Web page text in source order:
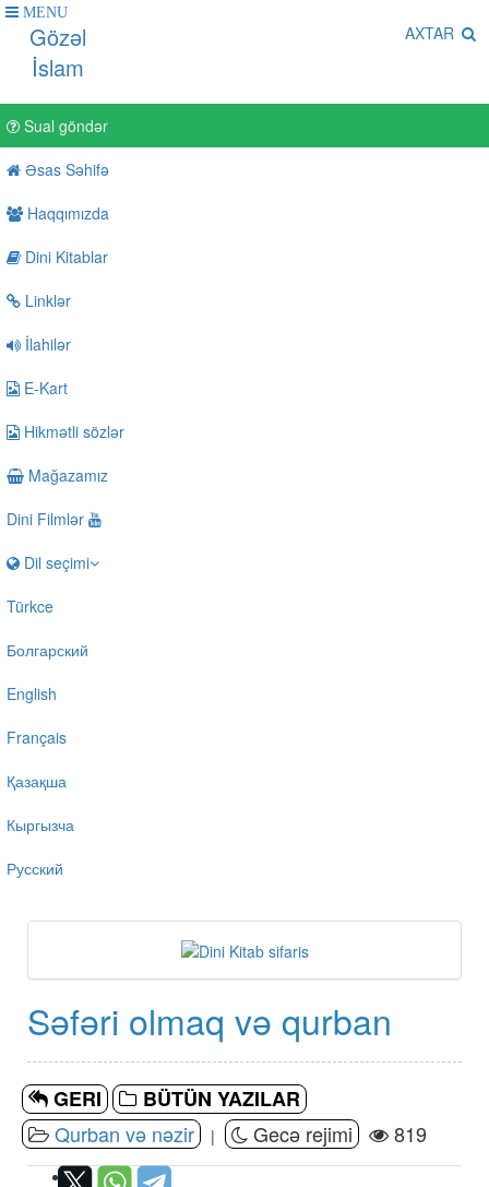
MENU
Gözəl
İslam
AXTAR
Sual göndər
Əsas Səhifə
Haqqımızda
Dini Kitablar
Linklər
İlahilər
E-Kart
Hikmətli sözlər
Mağazamız
Dini Filmlər
Dil seçimi
Türkce
Болгарский
English
Français
Қазақша
Кыргызча
Русский
Səfəri olmaq və qurban
GERI
BÜTÜN YAZILAR
Qurban və nəzir
| Gecə rejimi 819